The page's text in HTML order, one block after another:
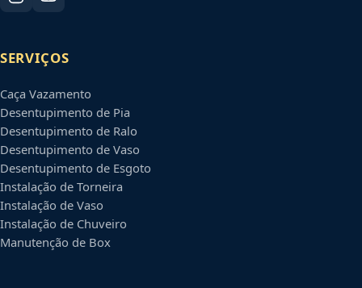
SERVIÇOS
Caça Vazamento
Desentupimento de Pia
Desentupimento de Ralo
Desentupimento de Vaso
Desentupimento de Esgoto
Instalação de Torneira
Instalação de Vaso
Instalação de Chuveiro
Manutenção de Box